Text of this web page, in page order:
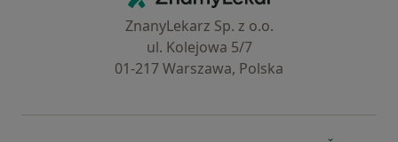
ZnanyLekarz Sp. z o.o.
ul. Kolejowa 5/7
01-217 Warszawa, Polska